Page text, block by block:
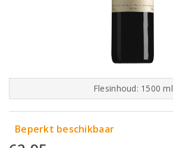
Flesinhoud: 1500 ml
Beperkt beschikbaar